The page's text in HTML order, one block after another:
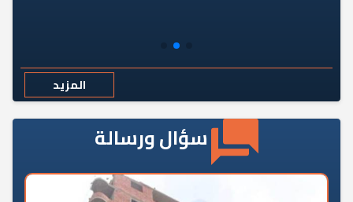
المزيد
سؤال ورسالة